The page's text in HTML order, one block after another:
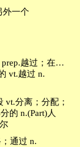
外一个
prep.越过；在…
vt.越过 n.
vt.分离；分配；
的 n.(Part)人
通过 n.